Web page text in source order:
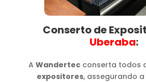
Conserto de
Uberaba​:
AWandertec conserta todos
expositores, assegurando